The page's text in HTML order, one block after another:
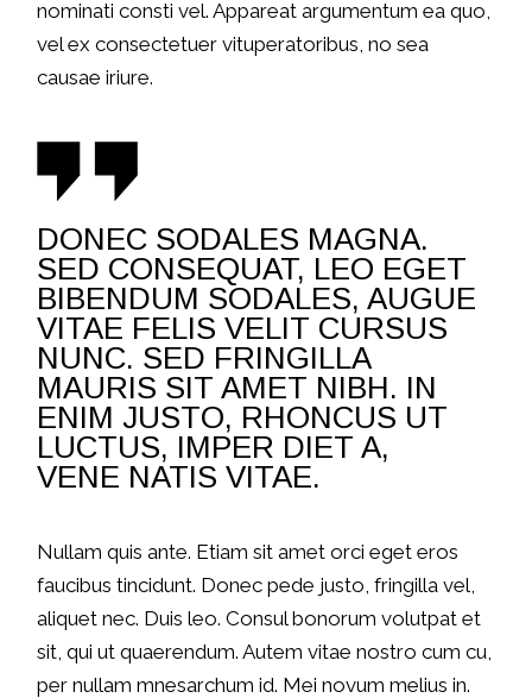
nominati consti vel. Appareat argumentum ea quo,
vel ex consectetuer vituperatoribus, no sea
causae iriure.
DONEC SODALES MAGNA.
SED CONSEQUAT, LEO EGET
BIBENDUM SODALES, AUGUE
VITAE FELIS VELIT CURSUS
NUNC. SED FRINGILLA
MAURIS SIT AMET NIBH. IN
ENIM JUSTO, RHONCUS UT
LUCTUS, IMPER DIET A,
VENE NATIS VITAE.
Nullam quis ante. Etiam sit amet orci eget eros
faucibus tincidunt. Donec pede justo, fringilla vel,
aliquet nec. Duis leo. Consul bonorum volutpat et
sit, qui ut quaerendum. Autem vitae nostro cum cu,
per nullam mnesarchum id. Mei novum melius in.